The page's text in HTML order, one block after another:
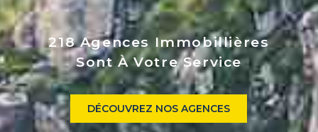
218 Agences Immobillières
Sont À Votre Service
DÉCOUVREZ NOS AGENCES